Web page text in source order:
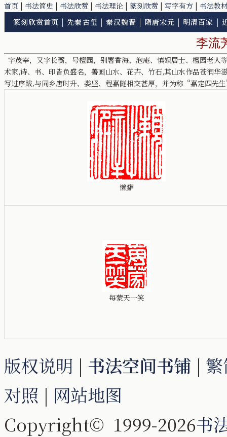
首页 | 书法简史 | 书法欣赏 | 书法理论 | 篆刻欣赏 | 写字有方 | 书法教
篆刻欣赏首页 |先秦古玺 | 秦汉魏晋 | 隋唐宋元 | 明清百家 |
李流
字茂宰，又字长蘅，号檀园，别署香海、泡庵、慎娱居士、檀园老
术家,诗、书、印皆负盛名，善画山水、花卉、竹石,其山水作品苍润
写过序跋,与同乡唐时升、娄坚、程嘉隧相交甚厚，并为称“嘉定四先
懒癖
每蒙天一笑
版权说明 | 书法空间书铺 |
对照 | 网站地图
Copyright© 1999-2026书